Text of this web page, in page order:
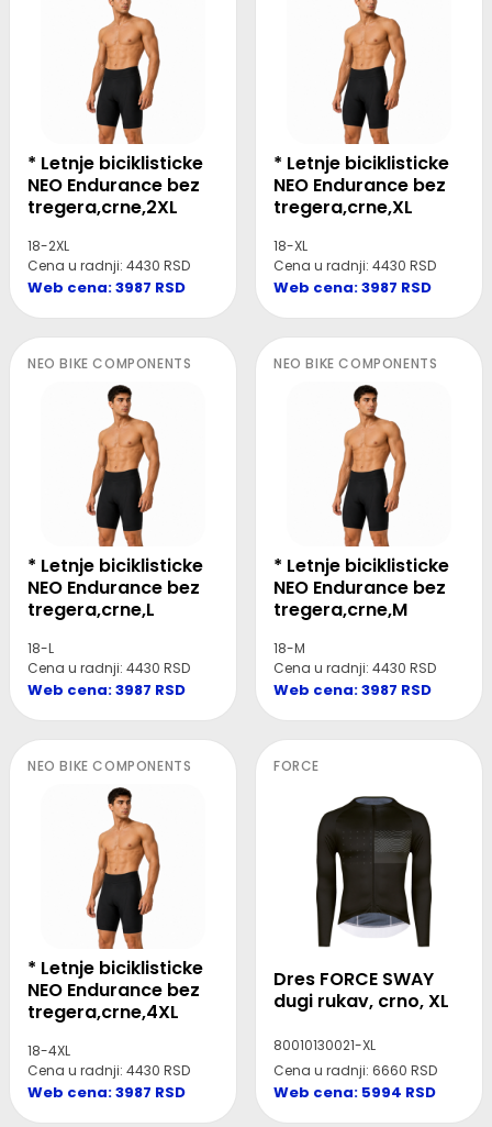
* Letnje biciklisticke
NEO Endurance bez
tregera,crne,2XL
18-2XL
Cena u radnji: 4430 RSD
Web cena: 3987 RSD
* Letnje biciklisticke
NEO Endurance bez
tregera,crne,XL
18-XL
Cena u radnji: 4430 RSD
Web cena: 3987 RSD
NEO BIKE COMPONENTS
* Letnje biciklisticke
NEO Endurance bez
tregera,crne,L
18-L
Cena u radnji: 4430 RSD
Web cena: 3987 RSD
NEO BIKE COMPONENTS
* Letnje biciklisticke
NEO Endurance bez
tregera,crne,M
18-M
Cena u radnji: 4430 RSD
Web cena: 3987 RSD
NEO BIKE COMPONENTS
* Letnje biciklisticke
NEO Endurance bez
tregera,crne,4XL
18-4XL
Cena u radnji: 4430 RSD
Web cena: 3987 RSD
FORCE
Dres FORCE SWAY
dugi rukav, crno, XL
80010130021-XL
Cena u radnji: 6660 RSD
Web cena: 5994 RSD